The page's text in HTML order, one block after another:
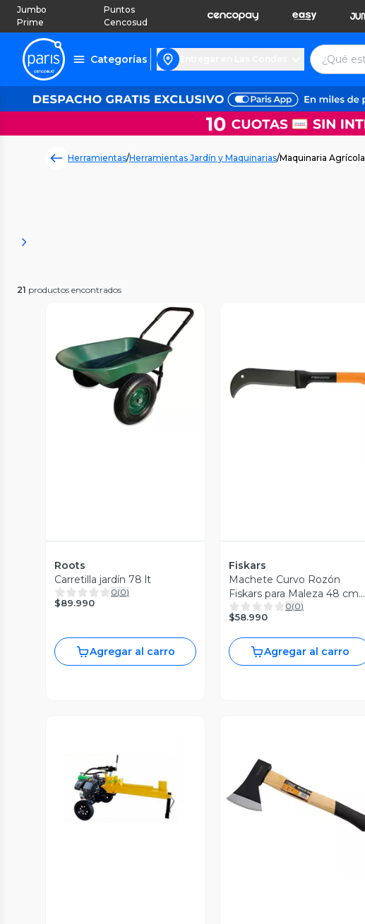
Jumbo
Prime
Puntos
Cencosud
Categorías
Herramientas/Herramientas Jardín y Maquinarias/Maquinaria Agrícola
21 productos encontrados
Vista Previa
Roots
Carretilla jardín 78 lt
0(0)
$89.990
Agregar al carro
Vista Previa
Fiskars
Machete Curvo Rozón
Fiskars para Maleza 48 cm
con Funda 0(0)
$58.990
Agregar al carro
Vista Previa Vista Previa